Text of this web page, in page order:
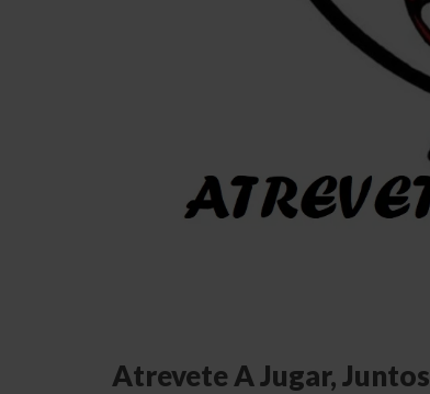
Atrevete A Jugar, Juntos